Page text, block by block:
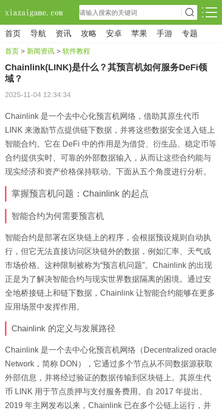
首页 导航 资讯 攻略 安卓 苹果 手游 专题
首页 > 新闻资讯 > 软件教程
Chainlink(LINK)是什么？其预言机如何服务DeFi领
域？
2025-11-04 12:34:34
Chainlink 是一个去中心化预言机网络，借助其原生代币
LINK 来激励节点提供链下数据，并将这些数据安全送入链上
智能合约。它在 DeFi 中的作用是为借贷、衍生品、稳定币等
合约提供实时、可靠的外部数据输入，从而让这些合约能与
现实经济和资产价格保持联动。下面从五个角度进行分析。
掌握预言机问题：Chainlink 的起点
智能合约为何需要预言机
智能合约是部署在区块链上的程序，会根据预设规则自动执
行，但它无法直接访问区块链外的数据，例如汇率、天气或
市场价格。这种限制被称为“预言机问题”。Chainlink 的出现
正是为了解决智能合约与现实世界数据隔离的困境。通过安
全地桥接链上和链下数据，Chainlink 让智能合约能够在更多
应用场景中发挥作用。
Chainlink 的定义与发展路径
Chainlink 是一个去中心化预言机网络（Decentralized oracle
Network，简称 DON），它通过多个节点从不同数据源获取
外部信息，并将经过验证的数据传输到区块链上。其原生代
币 LINK 用于节点质押与支付服务费用。自 2017 年提出、
2019 年主网发布以来，Chainlink 已在多个公链上运行，并